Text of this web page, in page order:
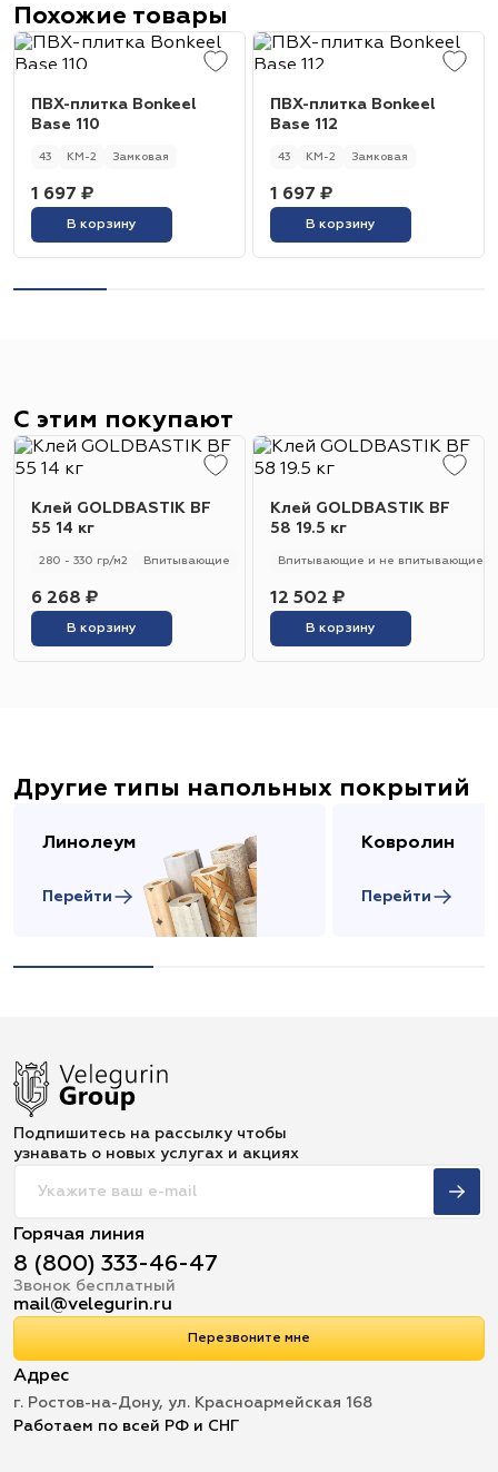
Похожие товары
ПВХ-плитка Bonkeel
Base 110
43 КМ-2 Замковая
1 697 ₽
В корзину
ПВХ-плитка Bonkeel
Base 112
43 КМ-2 Замковая
1 697 ₽
В корзину
С этим покупают
Клей GOLDBASTIK BF
55 14 кг
280 - 330 гр/м2 Впитывающие
6 268 ₽
В корзину
Клей GOLDBASTIK BF
58 19.5 кг
Впитывающие и не впитывающие
12 502 ₽
В корзину
Другие типы напольных покрытий
Линолеум
Перейти
Ковролин
Перейти
Подпишитесь на рассылку чтобы
узнавать о новых услугах и акциях
Горячая линия
8 (800) 333-46-47
Звонок бесплатный
mail@velegurin.ru
Перезвоните мне
Адрес
г. Ростов-на-Дону, ул. Красноармейская 168
Работаем по всей РФ и СНГ